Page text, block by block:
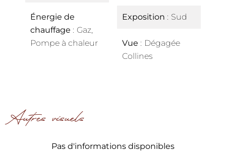
Énergie de
chauffage
Gaz,
Pompe à chaleur
Exposition Sud
Vue
Dégagée
Collines
Autres visuels
Pas d'informations disponibles